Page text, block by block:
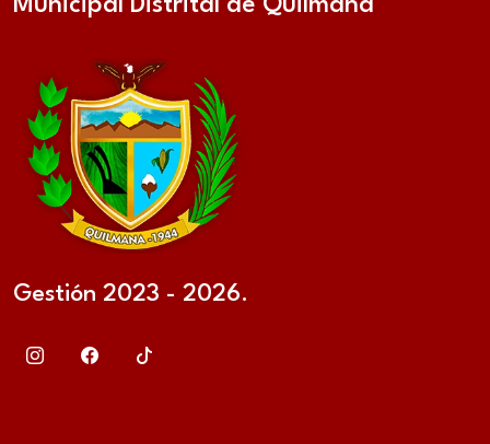
Municipal Distrital de Quilmaná
Gestión 2023 - 2026.